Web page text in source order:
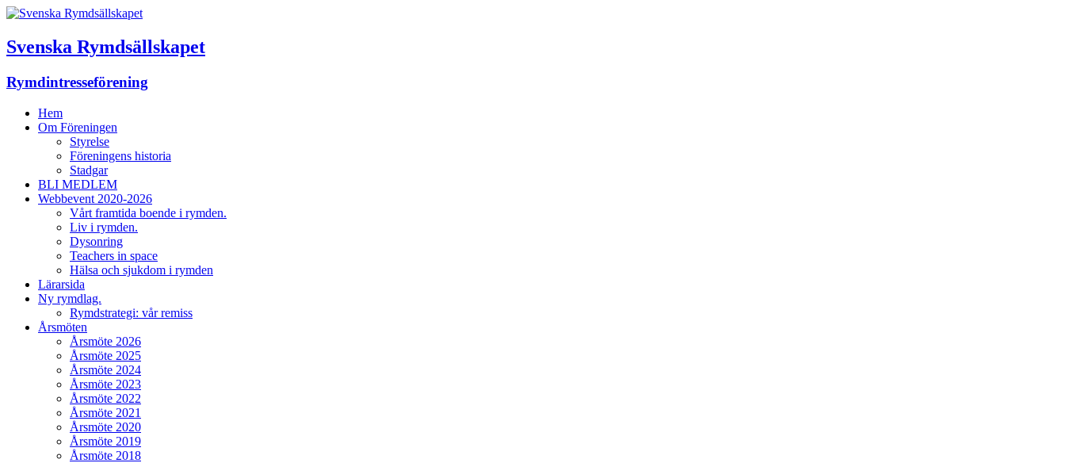
Svenska Rymdsällskapet
Rymdintresseförening
Hem
Om Föreningen
Styrelse
Föreningens historia
Stadgar
BLI MEDLEM
Webbevent 2020-2026
Vårt framtida boende i rymden.
Liv i rymden.
Dysonring
Teachers in space
Hälsa och sjukdom i rymden
Lärarsida
Ny rymdlag.
Rymdstrategi: vår remiss
Årsmöten
Årsmöte 2026
Årsmöte 2025
Årsmöte 2024
Årsmöte 2023
Årsmöte 2022
Årsmöte 2021
Årsmöte 2020
Årsmöte 2019
Årsmöte 2018